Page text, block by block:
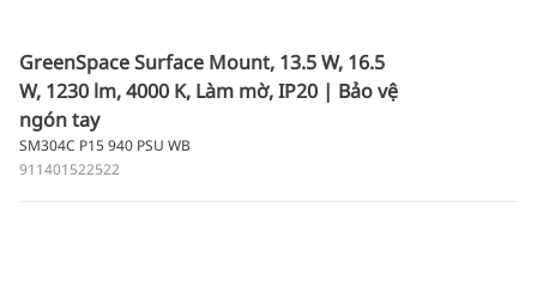
GreenSpace Surface Mount, 13.5 W, 16.5
W, 1230 lm, 4000 K, Làm mờ, IP20 | Bảo vệ
ngón tay
SM304C P15 940 PSU WB
911401522522